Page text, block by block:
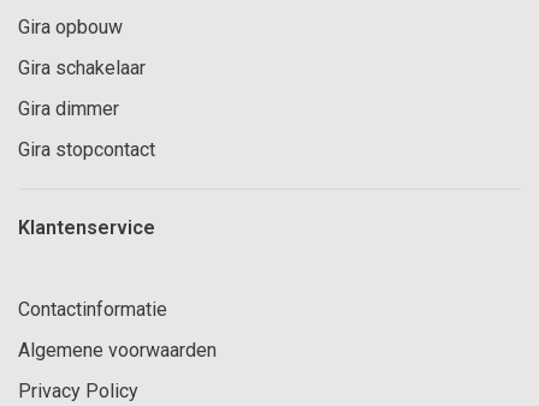
Gira opbouw
Gira schakelaar
Gira dimmer
Gira stopcontact
Klantenservice
Contactinformatie
Algemene voorwaarden
Privacy Policy